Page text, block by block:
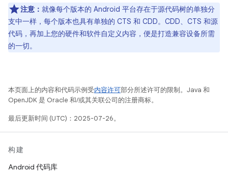
注意： 就像每个版本的 Android 平台存在于源代码树的单独分
支中一样，每个版本也具有单独的 CTS 和 CDD。CDD、CTS 和源
代码，再加上您的硬件和软件自定义内容，便是打造兼容设备所需
的一切。
本页面上的内容和代码示例受内容许可部分所述许可的限制。Java 和
OpenJDK 是 Oracle 和/或其关联公司的注册商标。
最后更新时间 (UTC)：2025-07-26。
构建
Android 代码库